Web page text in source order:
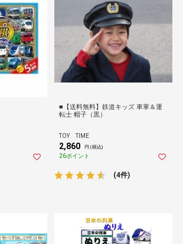
■【送料無料】鉄道キッズ 車掌＆運
転士 帽子（黒）
TOY TIME
2,860 円 (税込)
26ポイント
(4件)